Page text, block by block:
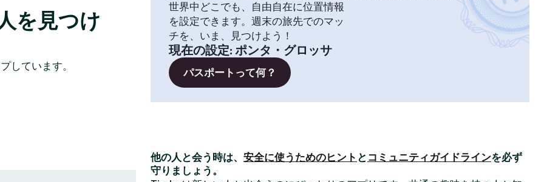
を見つけ
しています。
世界中どこでも、自由自在に位置情報
を設定できます。週末の旅先でのマッ
チを、いま、見つけよう！
現在の設定: ポンタ・グロッサ
パスポートって何？
他の人と会う時は、 安全に使うためのヒント と コミュニティガイドラインを必ず
守りましょう。